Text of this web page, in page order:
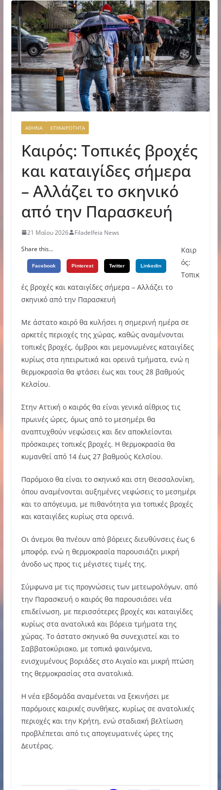
ΑΘΗΝΑ ΕΠΙΚΑΙΡΟΤΗΤΑ
Καιρός: Τοπικές βροχές
και καταιγίδες σήμερα
– Αλλάζει το σκηνικό
από την Παρασκευή
21 Μαΐου 2026
Filadelfeia News
Share this...
Facebook Pinterest Twitter Linkedin
Καιρ
ός:
Τοπικ
ές βροχές και καταιγίδες σήμερα – Αλλάζει το
σκηνικό από την Παρασκευή
Με άστατο καιρό θα κυλήσει η σημερινή ημέρα σε
αρκετές περιοχές της χώρας, καθώς αναμένονται
τοπικές βροχές, όμβροι και μεμονωμένες καταιγίδες
κυρίως στα ηπειρωτικά και ορεινά τμήματα, ενώ η
θερμοκρασία θα φτάσει έως και τους 28 βαθμούς
Κελσίου.
Στην Αττική ο καιρός θα είναι γενικά αίθριος τις
πρωινές ώρες, όμως από το μεσημέρι θα
αναπτυχθούν νεφώσεις και δεν αποκλείονται
πρόσκαιρες τοπικές βροχές. Η θερμοκρασία θα
κυμανθεί από 14 έως 27 βαθμούς Κελσίου.
Παρόμοιο θα είναι το σκηνικό και στη Θεσσαλονίκη,
όπου αναμένονται αυξημένες νεφώσεις το μεσημέρι
και το απόγευμα, με πιθανότητα για τοπικές βροχές
και καταιγίδες κυρίως στα ορεινά.
Οι άνεμοι θα πνέουν από βόρειες διευθύνσεις έως 6
μποφόρ, ενώ η θερμοκρασία παρουσιάζει μικρή
άνοδο ως προς τις μέγιστες τιμές της.
Σύμφωνα με τις προγνώσεις των μετεωρολόγων, από
την Παρασκευή ο καιρός θα παρουσιάσει νέα
επιδείνωση, με περισσότερες βροχές και καταιγίδες
κυρίως στα ανατολικά και βόρεια τμήματα της
χώρας. Το άστατο σκηνικό θα συνεχιστεί και το
Σαββατοκύριακο, με τοπικά φαινόμενα,
ενισχυμένους βοριάδες στο Αιγαίο και μικρή πτώση
της θερμοκρασίας στα ανατολικά.
Η νέα εβδομάδα αναμένεται να ξεκινήσει με
παρόμοιες καιρικές συνθήκες, κυρίως σε ανατολικές
περιοχές και την Κρήτη, ενώ σταδιακή βελτίωση
προβλέπεται από τις απογευματινές ώρες της
Δευτέρας.